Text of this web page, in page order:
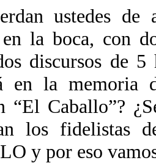
ustedes
la boca, con
discursos de
en la memoria
“El Caballo”?
los fidelistas
y por eso